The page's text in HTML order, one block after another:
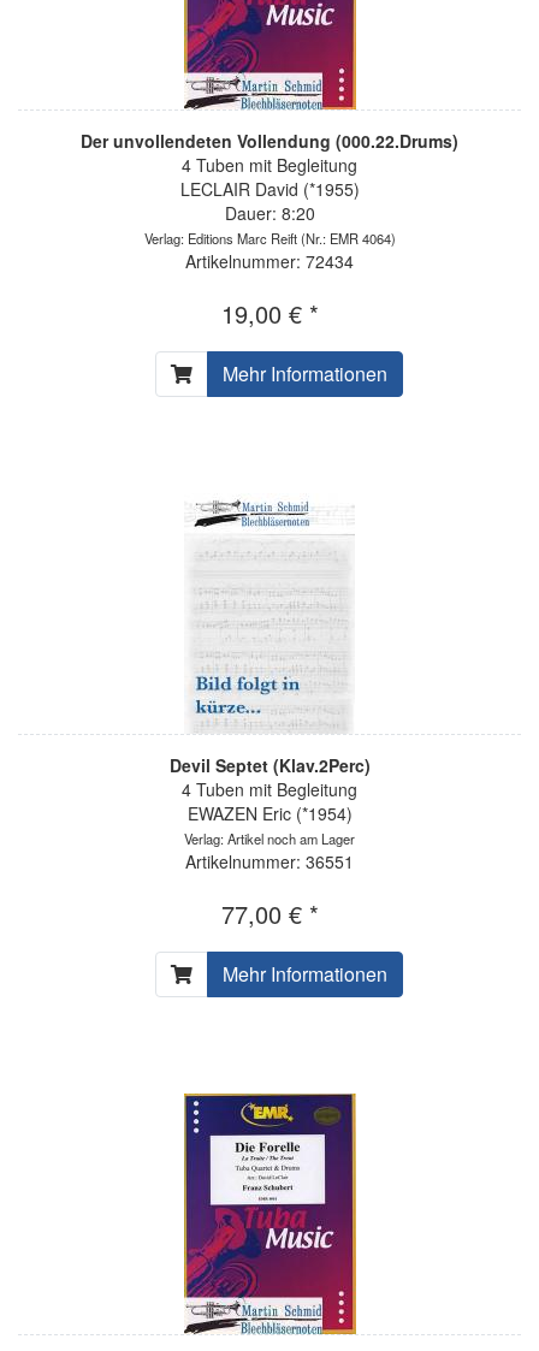
Der unvollendeten Vollendung (000.22.Drums)
4 Tuben mit Begleitung
LECLAIR David (*1955)
Dauer: 8:20
Verlag: Editions Marc Reift(Nr.: EMR 4064)
Artikelnummer: 72434
19,00 € *
Mehr Informationen
Devil Septet (Klav.2Perc)
4 Tuben mit Begleitung
EWAZEN Eric (*1954)
Verlag: Artikel noch am Lager
Artikelnummer: 36551
77,00 € *
Mehr Informationen